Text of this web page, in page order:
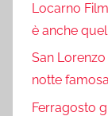
Locarno
è anche
San
notte
Ferragosto